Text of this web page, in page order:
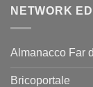
NETWORK
Almanacco Far
Bricoportale